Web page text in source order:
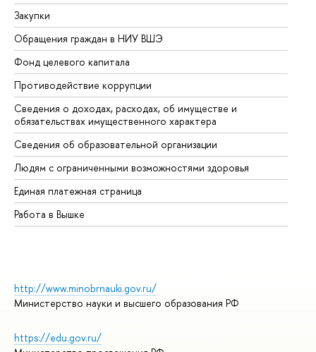
Закупки
Обращения граждан в НИУ ВШЭ
Фонд целевого капитала
Противодействие коррупции
Сведения о доходах, расходах, об имуществе и
обязательствах имущественного характера
Сведения об образовательной организации
Людям с ограниченными возможностями здоровья
Единая платежная страница
Работа в Вышке
http://www.minobrnauki.gov.ru/
Министерство науки и высшего образования РФ
https://edu.gov.ru/